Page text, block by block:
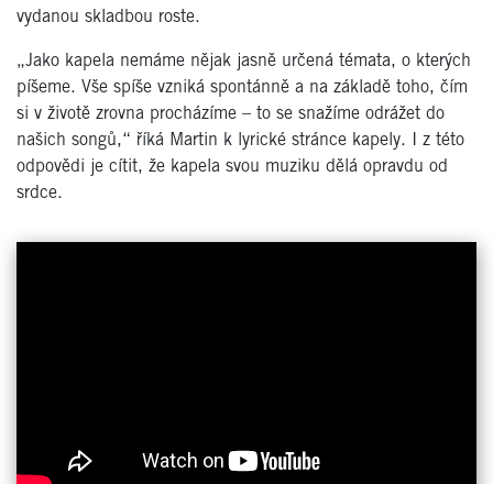
vydanou skladbou roste.
„Jako kapela nemáme nějak jasně určená témata, o kterých
píšeme. Vše spíše vzniká spontánně a na základě toho, čím
si v životě zrovna procházíme – to se snažíme odrážet do
našich songů,“ říká Martin k lyrické stránce kapely. I z této
odpovědi je cítit, že kapela svou muziku dělá opravdu od
srdce.